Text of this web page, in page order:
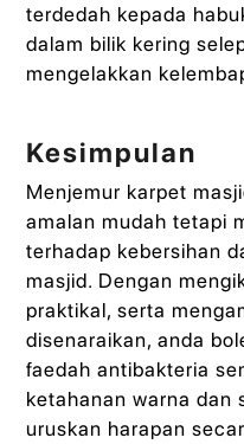
terdedah kepada
dalam bilik kering
mengelakkan
Kesimpulan
Menjemur karpet
amalan mudah tetapi
terhadap kebersihan
masjid. Dengan
praktikal, serta
disenaraikan, anda
faedah antibakteria
ketahanan warna dan
uruskan harapan